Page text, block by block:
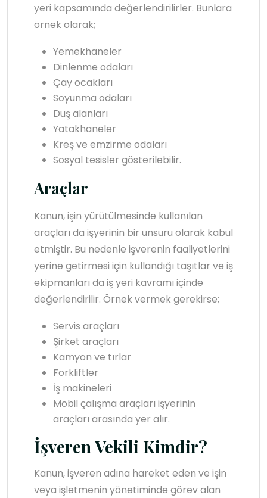
yeri kapsamında değerlendirilirler. Bunlara
örnek olarak;
Yemekhaneler
Dinlenme odaları
Çay ocakları
Soyunma odaları
Duş alanları
Yatakhaneler
Kreş ve emzirme odaları
Sosyal tesisler gösterilebilir.
Araçlar
Kanun, işin yürütülmesinde kullanılan
araçları da işyerinin bir unsuru olarak kabul
etmiştir. Bu nedenle işverenin faaliyetlerini
yerine getirmesi için kullandığı taşıtlar ve iş
ekipmanları da iş yeri kavramı içinde
değerlendirilir. Örnek vermek gerekirse;
Servis araçları
Şirket araçları
Kamyon ve tırlar
Forkliftler
İş makineleri
Mobil çalışma araçları işyerinin
araçları arasında yer alır.
İşveren Vekili Kimdir?
Kanun, işveren adına hareket eden ve işin
veya işletmenin yönetiminde görev alan